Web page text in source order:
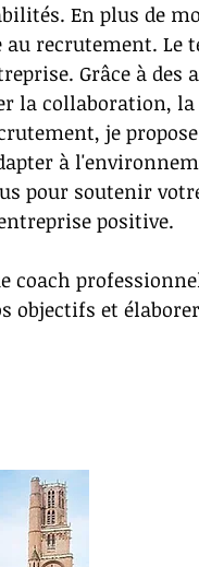
En plus de
recrutement.
Grâce à des
la collaboration,
je
à
pour soutenir
positive.
coach
objectifs et